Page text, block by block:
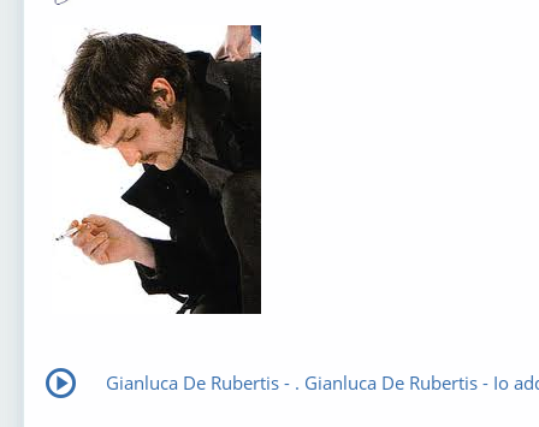
Gianluca De Rubertis - . Gianluca De Rubertis - Io